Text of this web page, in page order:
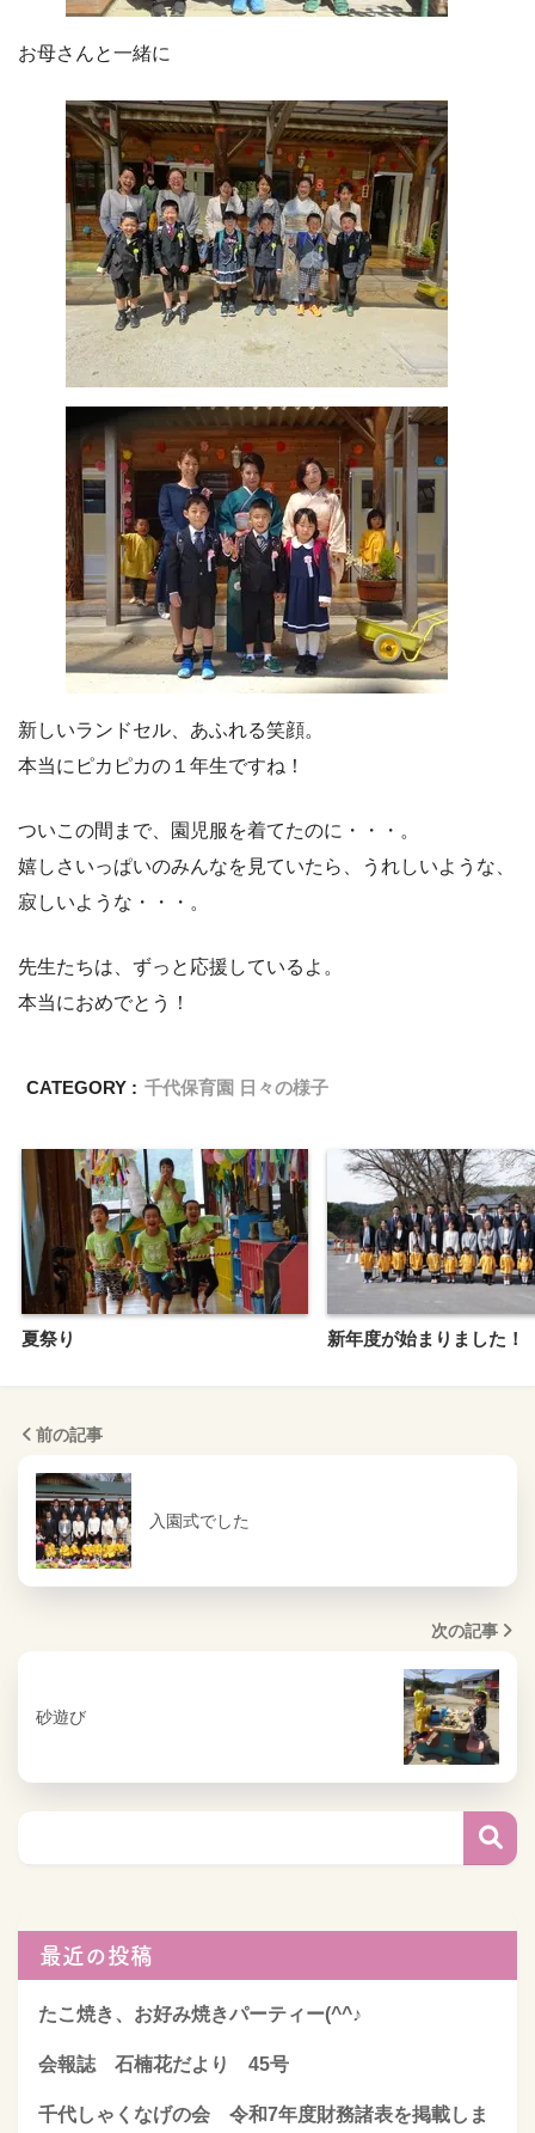
お母さんと一緒に
新しいランドセル、あふれる笑顔。
本当にピカピカの１年生ですね！
ついこの間まで、園児服を着てたのに・・・。
嬉しさいっぱいのみんなを見ていたら、うれしいような、
寂しいような・・・。
先生たちは、ずっと応援しているよ。
本当におめでとう！
CATEGORY : 千代保育園 日々の様子
夏祭り 新年度が始まりました！
前の記事
入園式でした
次の記事
砂遊び
最近の投稿
たこ焼き、お好み焼きパーティー(^^♪
会報誌 石楠花だより 45号
千代しゃくなげの会 令和7年度財務諸表を掲載しま